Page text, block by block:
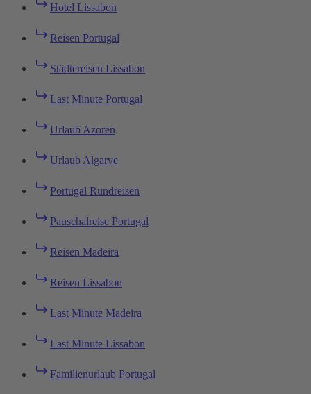
Hotel Lissabon
Reisen Portugal
Städtereisen Lissabon
Last Minute Portugal
Urlaub Azoren
Urlaub Algarve
Portugal Rundreisen
Pauschalreise Portugal
Reisen Madeira
Reisen Lissabon
Last Minute Madeira
Last Minute Lissabon
Familienurlaub Portugal